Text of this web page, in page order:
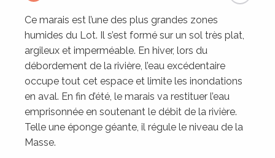
Ce marais est l’une des plus grandes zones
humides du Lot. Il s’est formé sur un sol très plat,
argileux et imperméable. En hiver, lors du
débordement de la rivière, l’eau excédentaire
occupe tout cet espace et limite les inondations
en aval. En fin d’été, le marais va restituer l’eau
emprisonnée en soutenant le débit de la rivière.
Telle une éponge géante, il régule le niveau de la
Masse.